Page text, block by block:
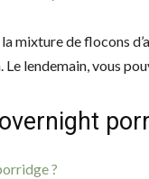
mixture de flocons
Le lendemain, vous
?